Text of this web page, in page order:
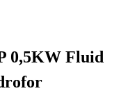
0,5KW Fluid